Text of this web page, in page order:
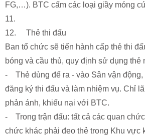
FG,…). BTC cấm các loại giầy móng
11.
12. Thẻ thi đấu
Ban tổ chức sẽ tiến hành cấp thẻ thi
bóng và cầu thủ, quy định sử dụng thẻ
- Thẻ dùng để ra - vào Sân vận động,
đăng ký thi đấu và làm nhiệm vụ. Chỉ
phản ánh, khiếu nại với BTC.
- Trong trận đấu: tất cả các quan
chức khác phải đeo thẻ trong Khu vực